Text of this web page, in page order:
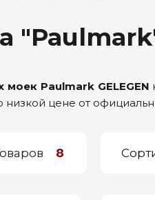
моек Paulmark GELEGEN
низкой цене от
8